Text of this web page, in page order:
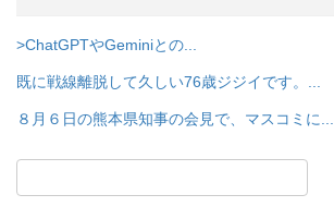
>ChatGPTやGeminiとの...
既に戦線離脱して久しい76歳ジジイです。...
８月６日の熊本県知事の会見で、マスコミに...